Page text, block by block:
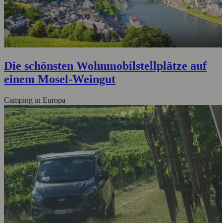
Die schönsten Wohnmobilstellplätze auf
einem Mosel-Weingut
Camping in Europa